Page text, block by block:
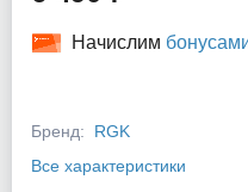
Начислим
Бренд:
RGK
Все характеристики